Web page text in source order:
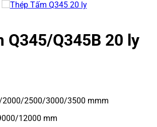
Q345/Q345B 20 ly
2000/2500/3000/3500 mmm
12000 mm